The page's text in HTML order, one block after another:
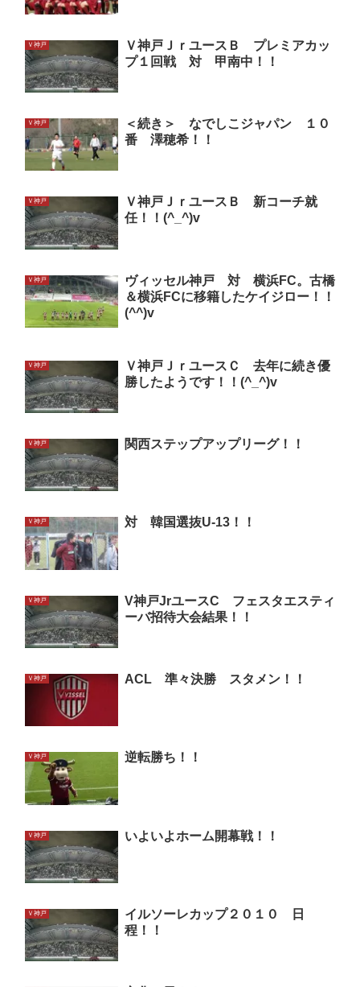
Ｖ神戸
Ｖ神戸ＪｒユースＢ プレミアカッ
プ１回戦 対 甲南中！！
Ｖ神戸
＜続き＞ なでしこジャパン １０
番 澤穂希！！
Ｖ神戸
Ｖ神戸ＪｒユースＢ 新コーチ就
任！！(^_^)v
Ｖ神戸
ヴィッセル神戸 対 横浜FC。古橋
＆横浜FCに移籍したケイジロー！！
(^^)v
Ｖ神戸
Ｖ神戸ＪｒユースＣ 去年に続き優
勝したようです！！(^_^)v
Ｖ神戸 関西ステップアップリーグ！！
Ｖ神戸 対 韓国選抜U-13！！
Ｖ神戸
V神戸JrユースC フェスタエスティ
ーバ招待大会結果！！
Ｖ神戸 ACL 準々決勝 スタメン！！
Ｖ神戸 逆転勝ち！！
Ｖ神戸 いよいよホーム開幕戦！！
Ｖ神戸
イルソーレカップ２０１０ 日
程！！